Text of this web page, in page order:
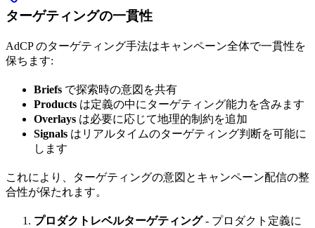
ターゲティングの一貫性
AdCP のターゲティング手法はキャンペーン全体で一貫性を
保ちます:
Briefs で探索時の意図を共有
Products は定義の中にターゲティング能力を含みます
Overlays は必要に応じて地理的制約を追加
Signals はリアルタイムのターゲティング判断を可能に
します
これにより、ターゲティングの意図とキャンペーン配信の整
合性が保たれます。
プロダクトレベルターゲティング- プロダクト定義に